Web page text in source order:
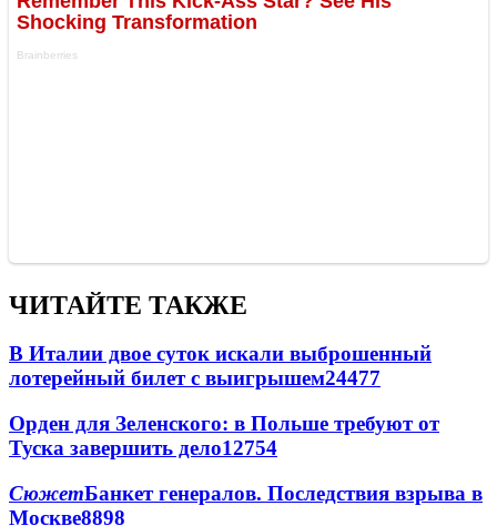
ЧИТАЙТЕ ТАКЖЕ
В Италии двое суток искали выброшенный
лотерейный билет с выигрышем24477
Орден для Зеленского: в Польше требуют от
Туска завершить дело12754
СюжетБанкет генералов. Последствия взрыва в
Москве8898